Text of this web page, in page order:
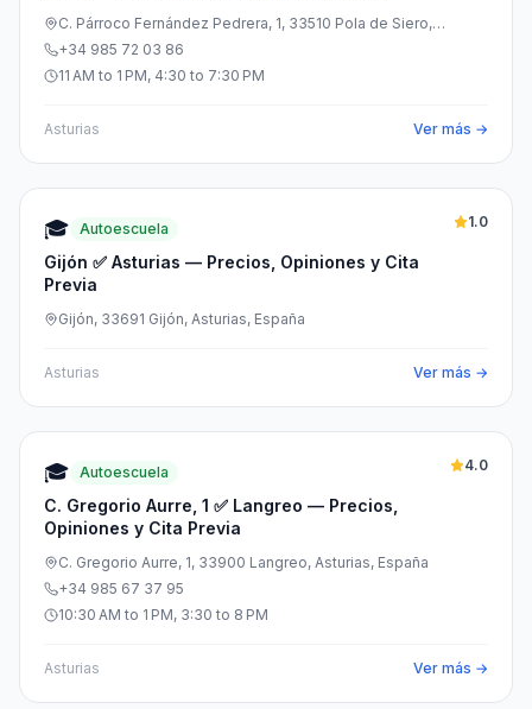
C. Párroco Fernández Pedrera, 1, 33510 Pola de Siero,
Asturias, España
+34 985 72 03 86
11 AM to 1 PM, 4:30 to 7:30 PM
Asturias Ver más →
🎓 Autoescuela
Gijón ✅ Asturias — Precios, Opiniones y Cita
Previa
1.0
Gijón, 33691 Gijón, Asturias, España
Asturias Ver más →
🎓 Autoescuela
C. Gregorio Aurre, 1 ✅ Langreo — Precios,
Opiniones y Cita Previa
4.0
C. Gregorio Aurre, 1, 33900 Langreo, Asturias, España
+34 985 67 37 95
10:30 AM to 1 PM, 3:30 to 8 PM
Asturias Ver más →